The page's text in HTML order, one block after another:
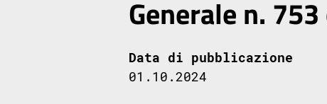
Generale n.
Data di pubblicazione
01.10.2024